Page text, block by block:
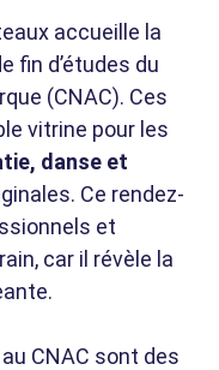
accueille la
fin d’études du
(CNAC). Ces
vitrine pour les
danse et
Ce rendez-
et
car il révèle la
CNAC sont des